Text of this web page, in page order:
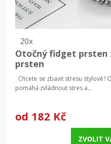
20x
Otočný fidget
prsten
Chcete se zbavit stresu
pomáhá zvládnout stres a...
od 182 Kč
ZVOLIT